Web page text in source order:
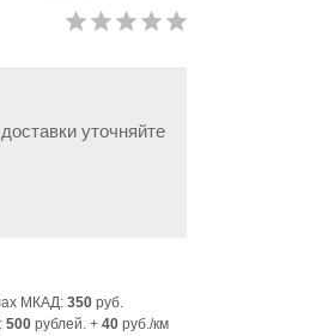
уточняйте
МКАД: 350 руб.
500 рублей. + 40 руб./км